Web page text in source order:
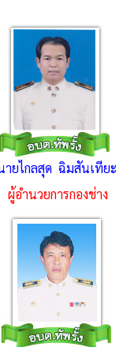
ายไกลสุด ฉิมสันเทียะ
ผู้อำนวยการกองช่าง